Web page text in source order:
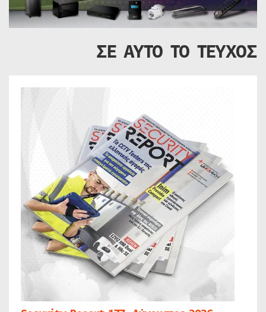
ΣΕ ΑΥΤΟ ΤΟ ΤΕΥΧΟΣ